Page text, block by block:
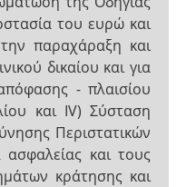
του ευρώ και
παραχάραξη και
δικαίου και για
- πλαισίου
και IV) Σύσταση
Περιστατικών
και τους
κράτησης και